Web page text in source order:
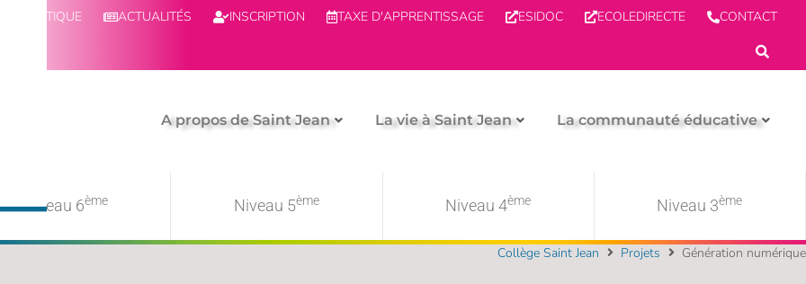
BOUTIQUE ACTUALITÉS INSCRIPTION TAXE D'APPRENTISSAGE ESIDOC ECOLEDIRECTE CONTACT
A propos de Saint Jean La vie à Saint Jean La communauté éducative
Niveau 6ème Niveau 5ème Niveau 4ème Niveau 3ème
Collège Saint Jean Projets Génération numérique